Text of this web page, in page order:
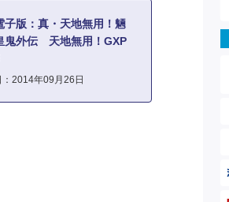
子版：真・天地無用！魎
鬼外伝 天地無用！GXP
：2014年09月26日